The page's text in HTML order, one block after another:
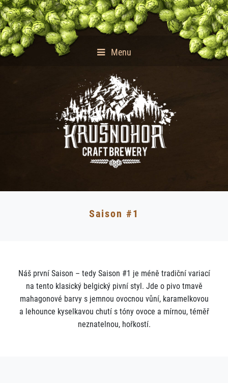
Menu
Saison #1
Náš první Saison – tedy Saison #1 je méně tradiční variací
na tento klasický belgický pivní styl. Jde o pivo tmavě
mahagonové barvy s jemnou ovocnou vůní, karamelkovou
a lehounce kyselkavou chutí s tóny ovoce a mírnou, téměř
neznatelnou, hořkostí.